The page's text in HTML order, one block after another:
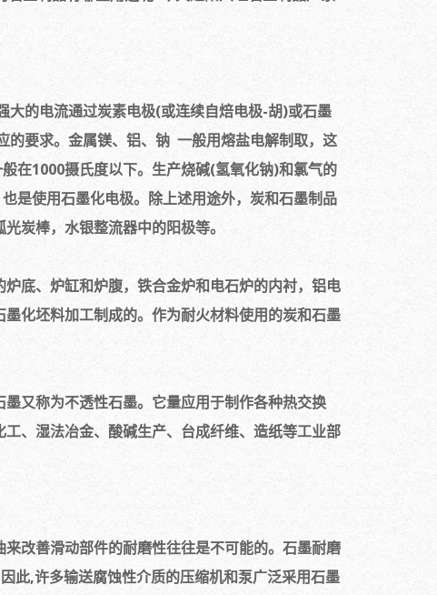
的电流通过炭素电极(或连续自焙电极-胡)或石墨
的要求。金属镁、铝、钠 一般用熔盐电解制取，这
在1000摄氏度以下。生产烧碱(氢氧化钠)和氯气的
是使用石墨化电极。除上述用途外，炭和石墨制品
炭棒，水银整流器中的阳极等。
底、炉缸和炉腹，铁合金炉和电石炉的内衬，铝电
化坯料加工制成的。作为耐火材料使用的炭和石墨
又称为不透性石墨。它量应用于制作各种热交换
、湿法冶金、酸碱生产、台成纤维、造纸等工业部
改善滑动部件的耐磨性往往是不可能的。石墨耐磨
此,许多输送腐蚀性介质的压缩机和泵广泛采用石墨